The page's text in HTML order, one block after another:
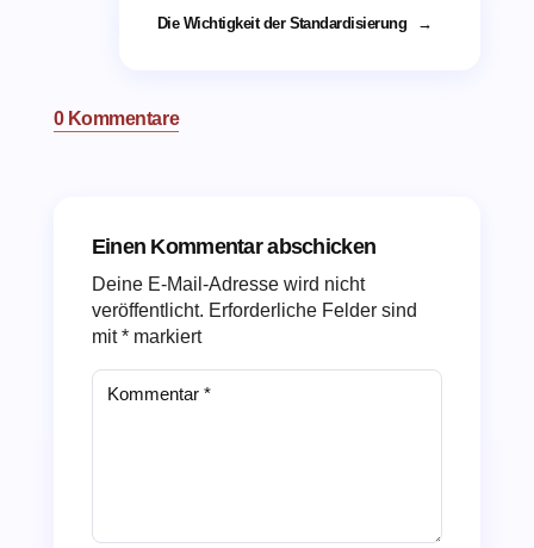
Die Wichtigkeit der Standardisierung →
0 Kommentare
Einen Kommentar abschicken
Deine E-Mail-Adresse wird nicht
veröffentlicht. Erforderliche Felder sind
mit*markiert